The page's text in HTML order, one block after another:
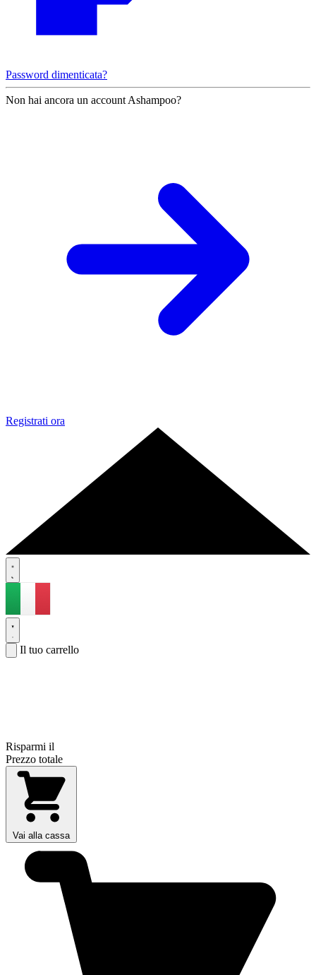
Password dimenticata?
Non hai ancora un account Ashampoo?
Registrati ora
Il tuo carrello
Risparmi il
Prezzo totale
Vai alla cassa